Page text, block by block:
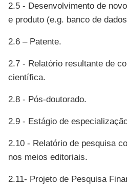
2.5 - Desenvolvimento de
e produto (e.g. banco de
2.6 – Patente.
2.7 - Relatório resultante de
científica.
2.8 - Pós-doutorado.
2.9 - Estágio de
2.10 - Relatório de pesquisa
nos meios editoriais.
2.11- Projeto de Pesquisa